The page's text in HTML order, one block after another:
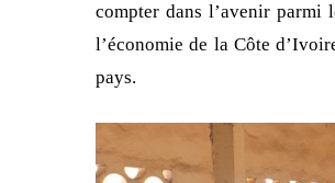
compter dans l’avenir parmi
l’économie de la Côte
pays.